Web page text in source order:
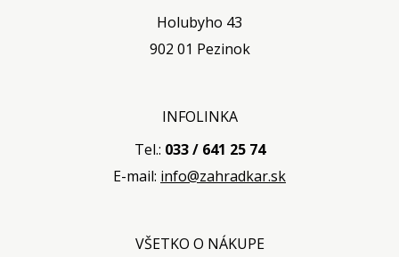
Holubyho 43
902 01 Pezinok
INFOLINKA
Tel.: 033 / 641 25 74
E-mail: info@zahradkar.sk
VŠETKO O NÁKUPE